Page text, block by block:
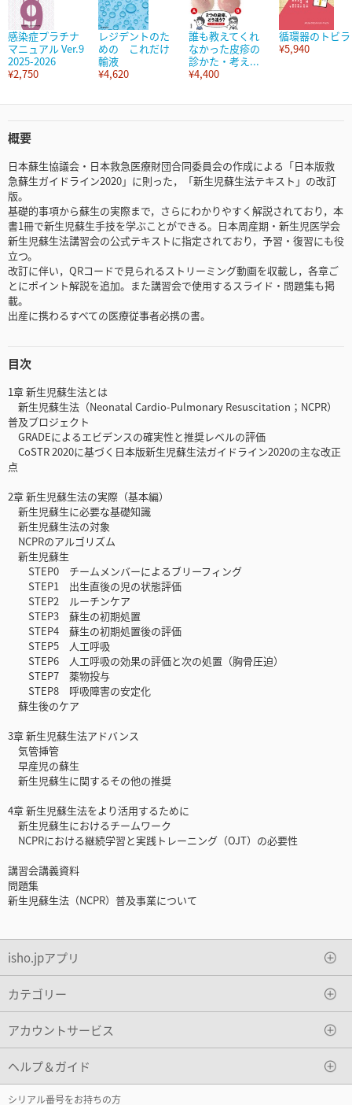
感染症プラチナ
マニュアル Ver.9
2025-2026
¥2,750
レジデントのた
めの これだけ
輸液
¥4,620
誰も教えてくれ
なかった皮疹の
診かた・考え...
¥4,400
循環器のトビラ
¥5,940
概要
日本蘇生協議会・日本救急医療財団合同委員会の作成による「日本版救
急蘇生ガイドライン2020」に則った，「新生児蘇生法テキスト」の改訂
版。
基礎的事項から蘇生の実際まで，さらにわかりやすく解説されており，本
書1冊で新生児蘇生手技を学ぶことができる。日本周産期・新生児医学会
新生児蘇生法講習会の公式テキストに指定されており，予習・復習にも役
立つ。
改訂に伴い，QRコードで見られるストリーミング動画を収載し，各章ご
とにポイント解説を追加。また講習会で使用するスライド・問題集も掲
載。
出産に携わるすべての医療従事者必携の書。
目次
1章 新生児蘇生法とは
新生児蘇生法（Neonatal Cardio-Pulmonary Resuscitation；NCPR）
普及プロジェクト
GRADEによるエビデンスの確実性と推奨レベルの評価
CoSTR 2020に基づく日本版新生児蘇生法ガイドライン2020の主な改正
点
2章 新生児蘇生法の実際（基本編）
新生児蘇生に必要な基礎知識
新生児蘇生法の対象
NCPRのアルゴリズム
新生児蘇生
STEP0 チームメンバーによるブリーフィング
STEP1 出生直後の児の状態評価
STEP2 ルーチンケア
STEP3 蘇生の初期処置
STEP4 蘇生の初期処置後の評価
STEP5 人工呼吸
STEP6 人工呼吸の効果の評価と次の処置（胸骨圧迫）
STEP7 薬物投与
STEP8 呼吸障害の安定化
蘇生後のケア
3章 新生児蘇生法アドバンス
気管挿管
早産児の蘇生
新生児蘇生に関するその他の推奨
4章 新生児蘇生法をより活用するために
新生児蘇生におけるチームワーク
NCPRにおける継続学習と実践トレーニング（OJT）の必要性
講習会講義資料
問題集
新生児蘇生法（NCPR）普及事業について
isho.jpアプリ
カテゴリー
アカウントサービス
ヘルプ＆ガイド
シリアル番号をお持ちの方